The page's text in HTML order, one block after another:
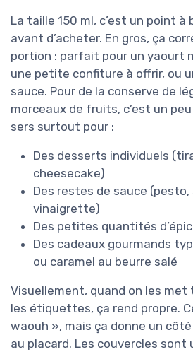
La taille 150 ml, c’est un point à
avant d’acheter. En gros, ça
portion : parfait pour un yaourt
une petite confiture à offrir, ou
sauce. Pour de la conserve de
morceaux de fruits, c’est un peu
sers surtout pour :
Des desserts individuels
cheesecake)
Des restes de sauce
vinaigrette)
Des petites quantités
Des cadeaux gourmands
ou caramel au beurre salé
Visuellement, quand on les met
les étiquettes, ça rend propre.
waouh », mais ça donne un
au placard. Les couvercles sont